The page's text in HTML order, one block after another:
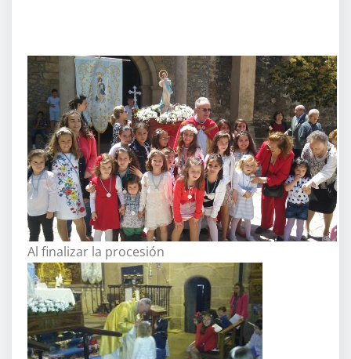
Al finalizar la procesión